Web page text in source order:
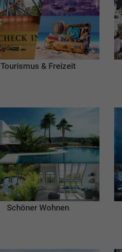
Tourismus & Freizeit
Schöner Wohnen